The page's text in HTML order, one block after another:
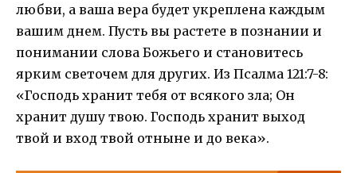
любви, а ваша вера будет укреплена каждым
вашим днем. Пусть вы растете в познании и
понимании слова Божьего и становитесь
ярким светочем для других. Из Псалма 121:7-8:
«Господь хранит тебя от всякого зла; Он
хранит душу твою. Господь хранит выход
твой и вход твой отныне и до века».